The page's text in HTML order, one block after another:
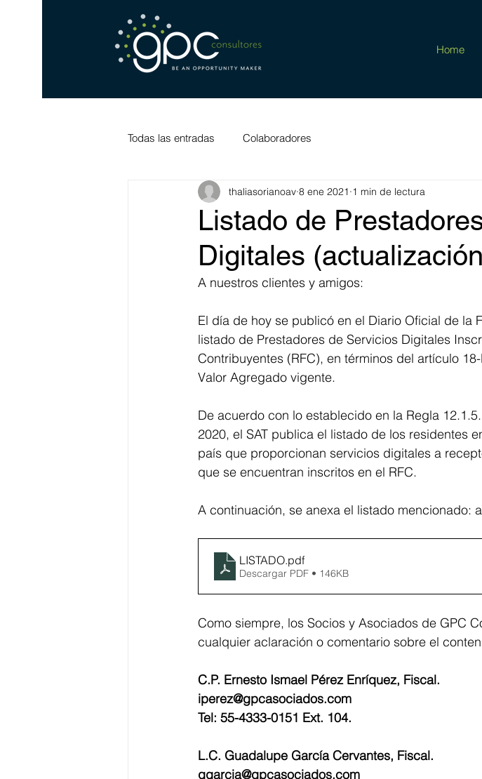
Home
Todas las entradas Colaboradores
Listado de
Digitales
thaliasorianoav 8 ene 2021 1 min de lectura
A nuestros clientes y amigos:
El día de hoy se publicó en el Diario Oficial de la
listado de Prestadores de Servicios Digitales
Contribuyentes (RFC), en términos del artículo
Valor Agregado vigente.
De acuerdo con lo establecido en la Regla
2020, el SAT publica el listado de los residentes
país que proporcionan servicios digitales a
que se encuentran inscritos en el RFC.
A continuación, se anexa el listado mencionado:
LISTADO.pdf
Descargar PDF • 146KB
Como siempre, los Socios y Asociados de GPC
cualquier aclaración o comentario sobre el
C.P. Ernesto Ismael Pérez Enríquez, Fiscal.
iperez@gpcasociados.com
Tel: 55-4333-0151 Ext. 104.
L.C. Guadalupe García Cervantes, Fiscal.
ggarcia@gpcasociados.com